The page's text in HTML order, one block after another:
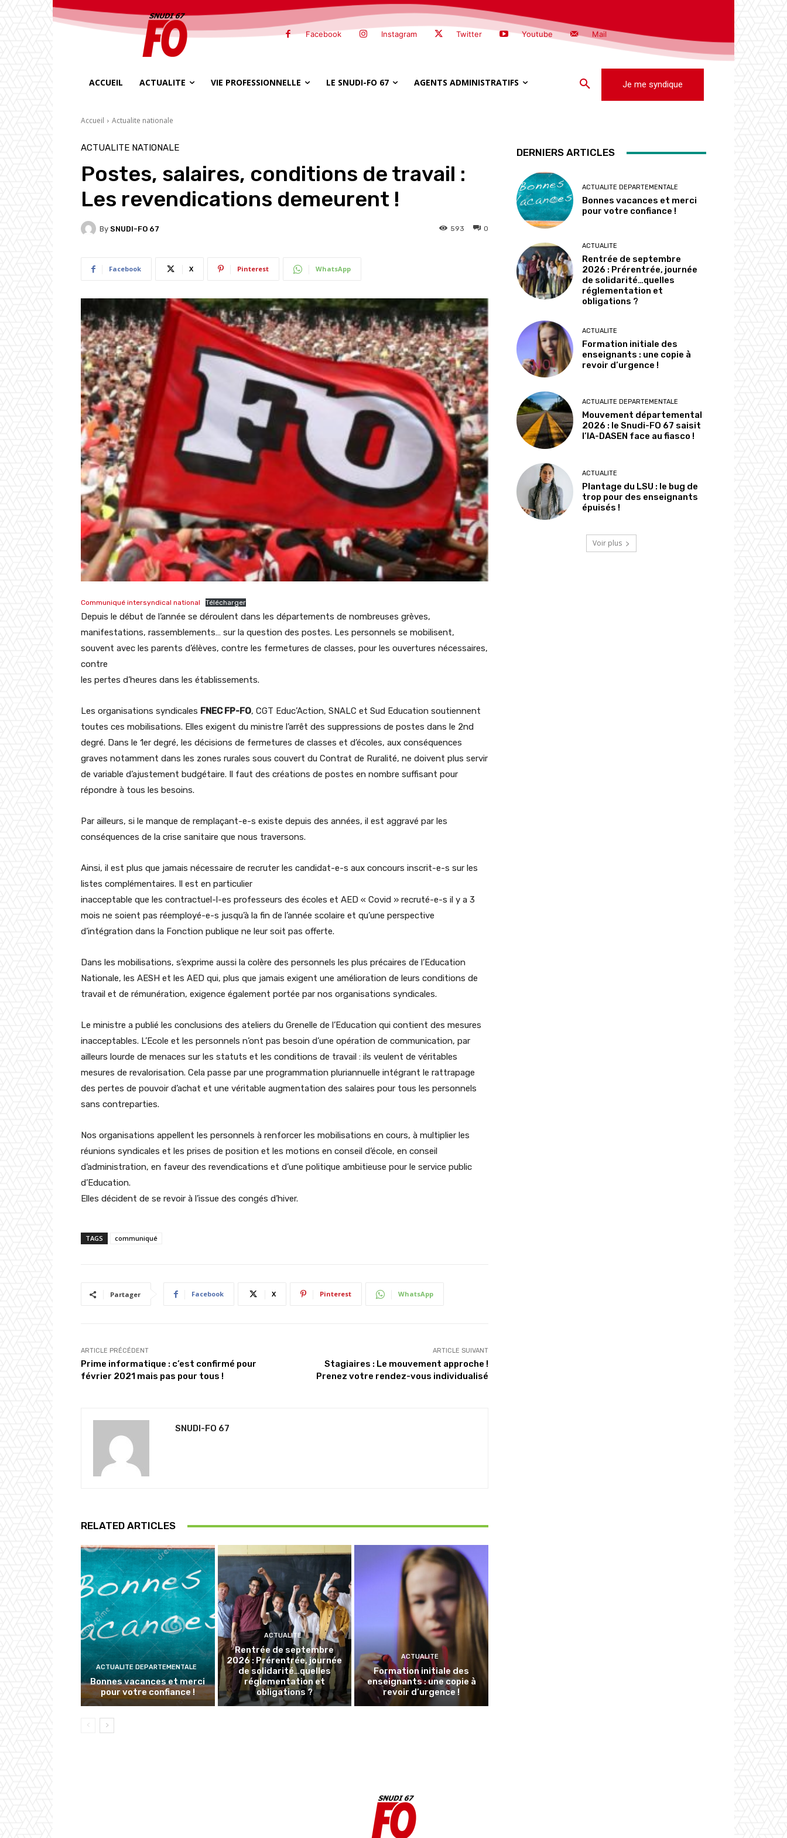
Facebook Instagram Twitter Youtube Mail
ACCUEIL ACTUALITE VIE PROFESSIONNELLE LE SNUDI-FO 67 AGENTS ADMINISTRATIFS Je me syndique
Accueil Actualite nationale
ACTUALITE NATIONALE
Postes, salaires, conditions de travail :
Les revendications demeurent !
By SNUDI-FO 67 0
593
Facebook X Pinterest WhatsApp
Communiqué intersyndical national Télécharger
Depuis le début de l’année se déroulent dans les départements de nombreuses grèves,
manifestations, rassemblements… sur la question des postes. Les personnels se mobilisent,
souvent avec les parents d’élèves, contre les fermetures de classes, pour les ouvertures nécessaires,
contre
les pertes d’heures dans les établissements.
Les organisations syndicales FNEC FP-FO, CGT Educ’Action, SNALC et Sud Education soutiennent
toutes ces mobilisations. Elles exigent du ministre l’arrêt des suppressions de postes dans le 2nd
degré. Dans le 1er degré, les décisions de fermetures de classes et d’écoles, aux conséquences
graves notamment dans les zones rurales sous couvert du Contrat de Ruralité, ne doivent plus servir
de variable d’ajustement budgétaire. Il faut des créations de postes en nombre suffisant pour
répondre à tous les besoins.
Par ailleurs, si le manque de remplaçant-e-s existe depuis des années, il est aggravé par les
conséquences de la crise sanitaire que nous traversons.
Ainsi, il est plus que jamais nécessaire de recruter les candidat-e-s aux concours inscrit-e-s sur les
listes complémentaires. Il est en particulier
inacceptable que les contractuel-l-es professeurs des écoles et AED « Covid » recruté-e-s il y a 3
mois ne soient pas réemployé-e-s jusqu’à la fin de l’année scolaire et qu’une perspective
d’intégration dans la Fonction publique ne leur soit pas offerte.
Dans les mobilisations, s’exprime aussi la colère des personnels les plus précaires de l’Education
Nationale, les AESH et les AED qui, plus que jamais exigent une amélioration de leurs conditions de
travail et de rémunération, exigence également portée par nos organisations syndicales.
Le ministre a publié les conclusions des ateliers du Grenelle de l’Education qui contient des mesures
inacceptables. L’Ecole et les personnels n’ont pas besoin d’une opération de communication, par
ailleurs lourde de menaces sur les statuts et les conditions de travail : ils veulent de véritables
mesures de revalorisation. Cela passe par une programmation pluriannuelle intégrant le rattrapage
des pertes de pouvoir d’achat et une véritable augmentation des salaires pour tous les personnels
sans contreparties.
Nos organisations appellent les personnels à renforcer les mobilisations en cours, à multiplier les
réunions syndicales et les prises de position et les motions en conseil d’école, en conseil
d’administration, en faveur des revendications et d’une politique ambitieuse pour le service public
d’Education.
Elles décident de se revoir à l’issue des congés d’hiver.
TAGS communiqué
Partager Facebook X Pinterest WhatsApp
ARTICLE PRÉCÉDENT
Prime informatique : c’est confirmé pour
février 2021 mais pas pour tous !
ARTICLE SUIVANT
Stagiaires : Le mouvement approche !
Prenez votre rendez-vous individualisé
SNUDI-FO 67
RELATED ARTICLES
ACTUALITE DEPARTEMENTALE
Bonnes vacances et merci
pour votre confiance !
ACTUALITE
Rentrée de septembre
2026 : Prérentrée, journée
de solidarité…quelles
réglementation et
obligations ?
ACTUALITE
Formation initiale des
enseignants : une copie à
revoir d’urgence !
DERNIERS ARTICLES
ACTUALITE DEPARTEMENTALE
Bonnes vacances et merci
pour votre confiance !
ACTUALITE
Rentrée de septembre
2026 : Prérentrée, journée
de solidarité…quelles
réglementation et
obligations ?
ACTUALITE
Formation initiale des
enseignants : une copie à
revoir d’urgence !
ACTUALITE DEPARTEMENTALE
Mouvement départemental
2026 : le Snudi-FO 67 saisit
l’IA-DASEN face au fiasco !
ACTUALITE
Plantage du LSU : le bug de
trop pour des enseignants
épuisés !
Voir plus